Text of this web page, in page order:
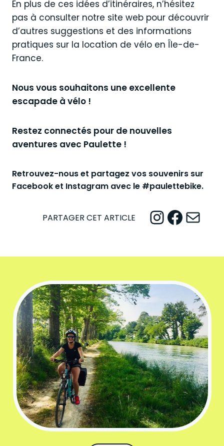
En plus de ces idées d’itinéraires, n’hésitez
pas à consulter notre site web pour découvrir
d’autres suggestions et des informations
pratiques sur la location de vélo en Île-de-
France.
Nous vous souhaitons une excellente
escapade à vélo !
Restez connectés pour de nouvelles
aventures avec Paulette !
Retrouvez-nous et partagez vos souvenirs sur
Facebook et Instagram avec le #paulettebike.
PARTAGER CET ARTICLE InstagramFacebook Mail